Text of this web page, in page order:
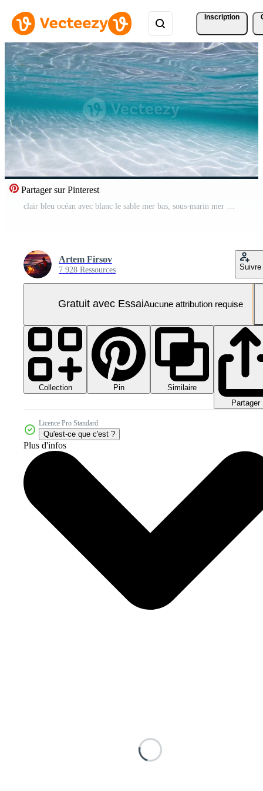
Inscription
Partager sur Pinterest
Artem Firsov
7 928 Ressources Suivre
Gratuit avec EssaiAucune attribution requise
Collection Pin
Similaire
Partager
Licence Pro Standard
Qu'est-ce que c'est ?
Plus d'infos